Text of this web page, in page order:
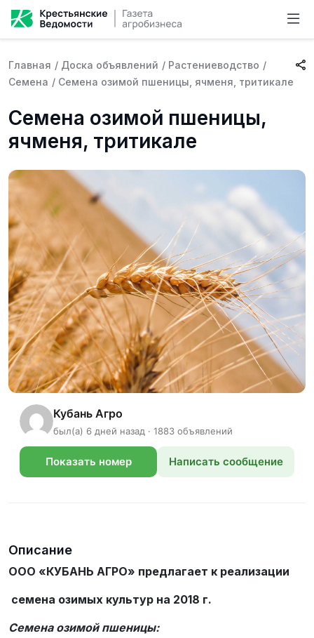
Главная / Доска объявлений / Растениеводство /
Семена / Семена озимой пшеницы, ячменя, тритикале
Семена озимой пшеницы,
ячменя, тритикале
Кубань Агро
был(а) 6 дней назад · 1883 объявлений
Показать номер Написать сообщение
Описание
ООО «КУБАНЬ АГРО» предлагает к реализации
семена озимых культур на 2018 г.
Семена озимой пшеницы: